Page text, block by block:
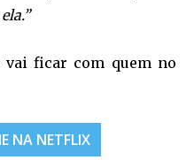
vai ficar com quem no
NA NETFLIX